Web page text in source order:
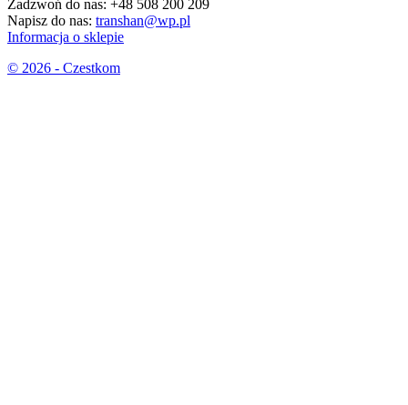
Zadzwoń do nas: +48 508 200 209
Napisz do nas: transhan@wp.pl
Informacja o sklepie
© 2026 - Czestkom